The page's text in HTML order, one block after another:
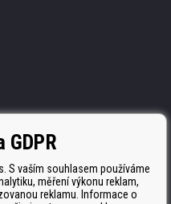
GDPR
S vaším souhlasem používáme
měření výkonu reklam,
reklamu. Informace o